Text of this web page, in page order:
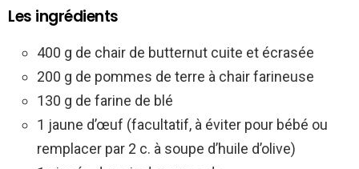
Les ingrédients
400 g de chair de butternut cuite et écrasée
200 g de pommes de terre à chair farineuse
130 g de farine de blé
1 jaune d’œuf (facultatif, à éviter pour bébé ou
remplacer par 2 c. à soupe d’huile d’olive)